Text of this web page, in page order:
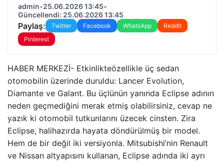
admin•25.06.2026 13:45•
Güncellendi: 25.06.2026 13:45
Paylaş: Twitter Facebook WhatsApp
Reddit
Pinterest
HABER MERKEZİ- Etkinlikteözellikle üç sedan
otomobilin üzerinde duruldu: Lancer Evolution,
Diamante ve Galant. Bu üçlünün yanında Eclipse adının
neden geçmediğini merak etmiş olabilirsiniz, cevap ne
yazık ki otomobil tutkunlarını üzecek cinsten. Zira
Eclipse, halihazırda hayata döndürülmüş bir model.
Hem de bir değil iki versiyonla. Mitsubishi’nin Renault
ve Nissan altyapısını kullanan, Eclipse adında iki ayrı